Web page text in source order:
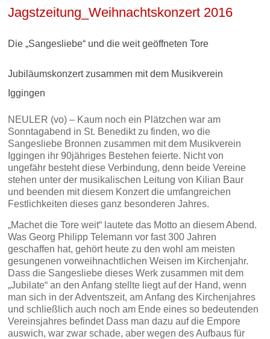
Jagstzeitung_Weihnachtskonzert 2016
Die „Sangesliebe“ und die weit geöffneten Tore
Jubiläumskonzert zusammen mit dem Musikverein
Iggingen
NEULER (vo) – Kaum noch ein Plätzchen war am
Sonntagabend in St. Benedikt zu finden, wo die
Sangesliebe Bronnen zusammen mit dem Musikverein
Iggingen ihr 90jähriges Bestehen feierte. Nicht von
ungefähr besteht diese Verbindung, denn beide Vereine
stehen unter der musikalischen Leitung von Kilian Baur
und beenden mit diesem Konzert die umfangreichen
Festlichkeiten dieses ganz besonderen Jahres.
„Machet die Tore weit“ lautete das Motto an diesem Abend.
Was Georg Philipp Telemann vor fast 300 Jahren
geschaffen hat, gehört heute zu den wohl am meisten
gesungenen vorweihnachtlichen Weisen im Kirchenjahr.
Dass die Sangesliebe dieses Werk zusammen mit dem
„Jubilate“ an den Anfang stellte liegt auf der Hand, wenn
man sich in der Adventszeit, am Anfang des Kirchenjahres
und schließlich auch noch am Ende eines so bedeutenden
Vereinsjahres befindet Dass man dazu auf die Empore
auswich, war zwar schade, aber wegen des Aufbaus für